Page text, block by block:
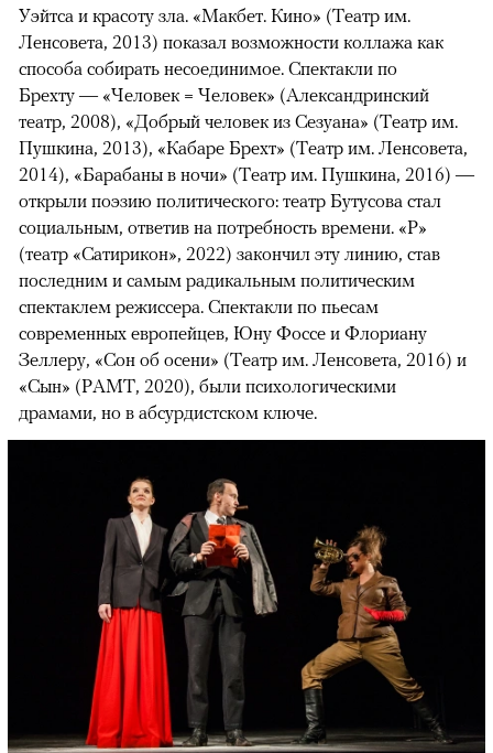
Уэйтса и красоту зла. «Макбет. Кино» (Театр им.
Ленсовета, 2013) показал возможности коллажа как
способа собирать несоединимое. Спектакли по
Брехту — «Человек = Человек» (Александринский
театр, 2008), «Добрый человек из Сезуана» (Театр им.
Пушкина, 2013), «Кабаре Брехт» (Театр им. Ленсовета,
2014), «Барабаны в ночи» (Театр им. Пушкина, 2016) —
открыли поэзию политического: театр Бутусова стал
социальным, ответив на потребность времени. «Р»
(театр «Сатирикон», 2022) закончил эту линию, став
последним и самым радикальным политическим
спектаклем режиссера. Спектакли по пьесам
современных европейцев, Юну Фоссе и Флориану
Зеллеру, «Сон об осени» (Театр им. Ленсовета, 2016) и
«Сын» (РАМТ, 2020), были психологическими
драмами, но в абсурдистском ключе.